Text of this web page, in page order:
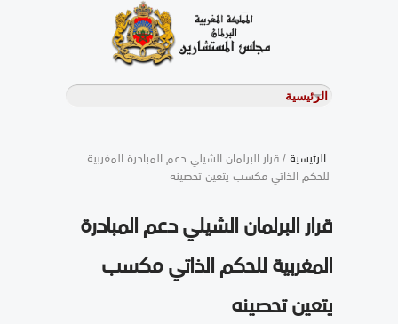
الرئيسية/ قرار البرلمان الشيلي دعم المبادرة المغربية
للحكم الذاتي مكسب يتعين تحصينه
قرار البرلمان الشيلي دعم المبادرة
المغربية للحكم الذاتي مكسب
يتعين تحصينه